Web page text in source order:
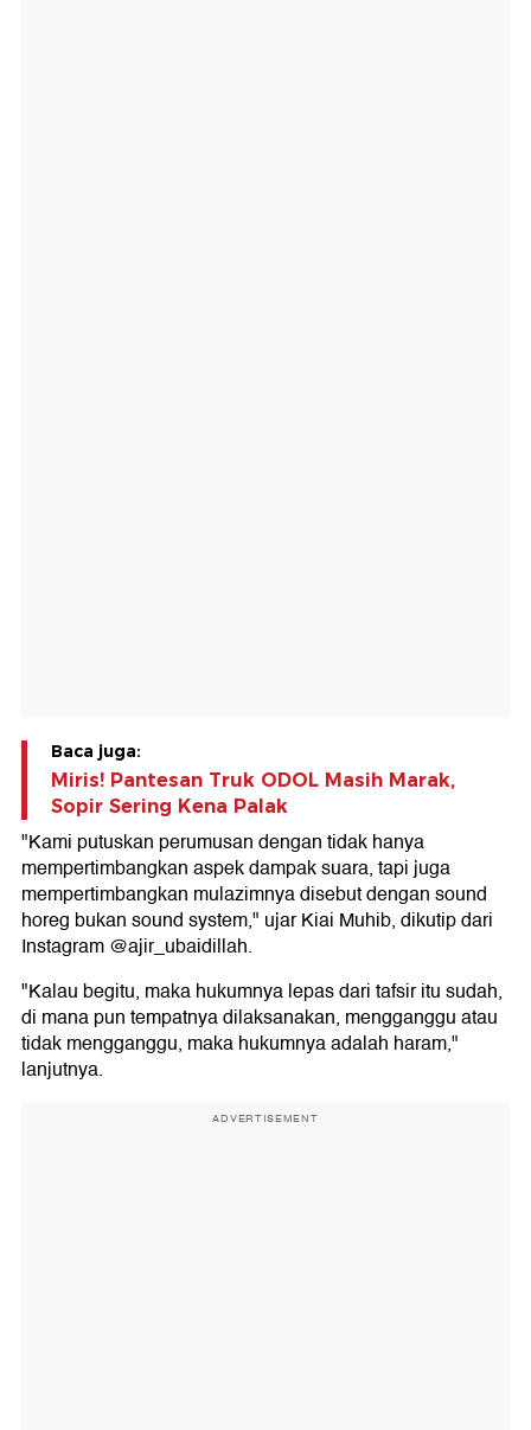
Baca juga:
Miris! Pantesan Truk ODOL Masih Marak,
Sopir Sering Kena Palak
"Kami putuskan perumusan dengan tidak hanya
mempertimbangkan aspek dampak suara, tapi juga
mempertimbangkan mulazimnya disebut dengan sound
horeg bukan sound system," ujar Kiai Muhib, dikutip dari
Instagram @ajir_ubaidillah.
"Kalau begitu, maka hukumnya lepas dari tafsir itu sudah,
di mana pun tempatnya dilaksanakan, mengganggu atau
tidak mengganggu, maka hukumnya adalah haram,"
lanjutnya.
ADVERTISEMENT